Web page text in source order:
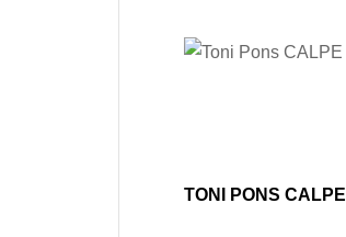
TONI PONS CALPE